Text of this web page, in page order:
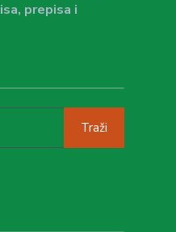
prepisa i
Traži